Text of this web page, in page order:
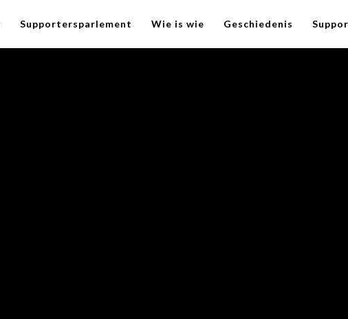
Supportersparlement Wie is wie Geschiedenis